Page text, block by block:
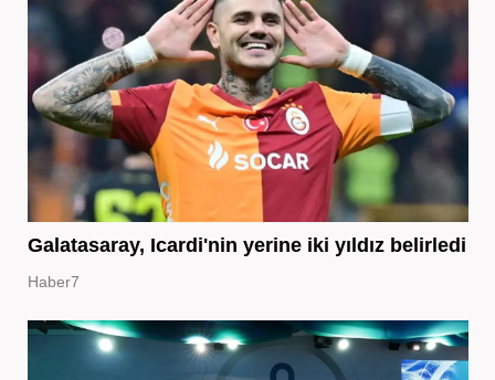
Galatasaray, Icardi'nin yerine iki yıldız belirledi
Haber7